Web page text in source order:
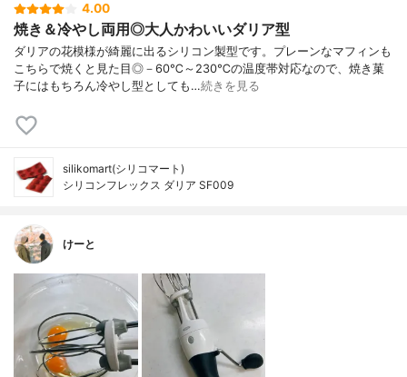
4.00
焼き＆冷やし両用◎大人かわいいダリア型
ダリアの花模様が綺麗に出るシリコン製型です。プレーンなマフィンも
こちらで焼くと見た目◎－60℃～230℃の温度帯対応なので、焼き菓
子にはもちろん冷やし型としても…続きを見る
silikomart(シリコマート)
シリコンフレックス ダリア SF009
けーと